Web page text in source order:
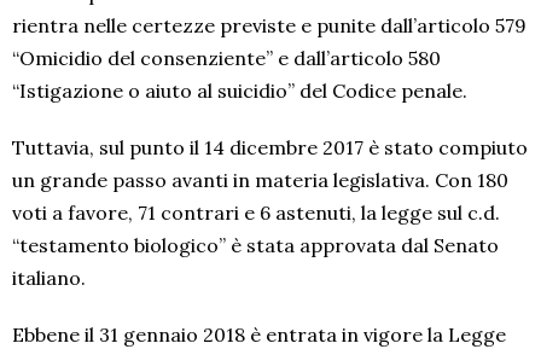
rientra nelle certezze previste e punite dall’articolo 579
“Omicidio del consenziente” e dall’articolo 580
“Istigazione o aiuto al suicidio” del Codice penale.
Tuttavia, sul punto il 14 dicembre 2017 è stato compiuto
un grande passo avanti in materia legislativa. Con 180
voti a favore, 71 contrari e 6 astenuti, la legge sul c.d.
“testamento biologico” è stata approvata dal Senato
italiano.
Ebbene il 31 gennaio 2018 è entrata in vigore la Legge